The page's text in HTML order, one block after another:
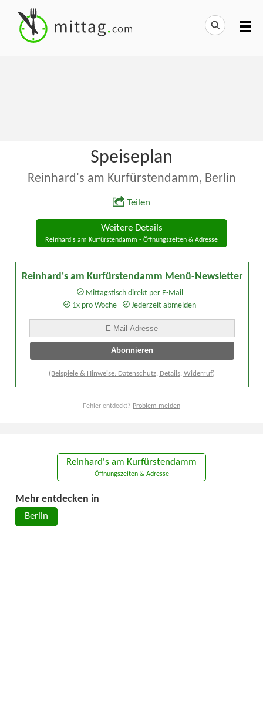
Speiseplan
Reinhard's am Kurfürstendamm, Berlin
Teilen
Weitere Details
Reinhard's am Kurfürstendamm - Öffnungszeiten & Adresse
Reinhard's am Kurfürstendamm Menü-Newsletter
Mittagstisch direkt per E-Mail
1x pro Woche
Jederzeit abmelden
(Beispiele & Hinweise: Datenschutz, Details, Widerruf)
Fehler entdeckt? Problem melden
Reinhard's am Kurfürstendamm
Öffnungszeiten & Adresse
Mehr entdecken in
Berlin